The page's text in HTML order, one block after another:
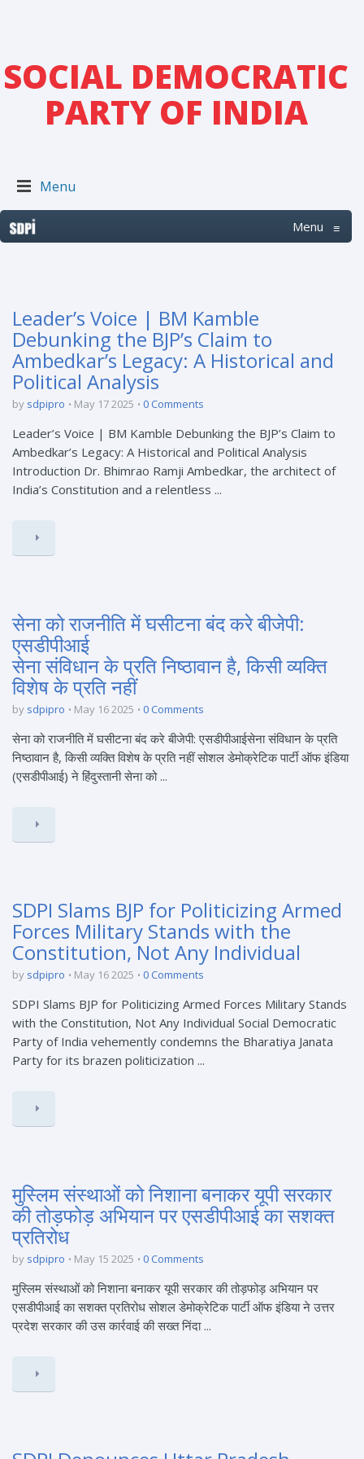
SOCIAL DEMOCRATIC
PARTY OF INDIA
Menu
Menu ≡
Leader’s Voice | BM Kamble
Debunking the BJP’s Claim to
Ambedkar’s Legacy: A Historical and
Political Analysis
by sdpipro May 17 2025 0 Comments
Leader’s Voice | BM Kamble Debunking the BJP’s Claim to
Ambedkar’s Legacy: A Historical and Political Analysis
Introduction Dr. Bhimrao Ramji Ambedkar, the architect of
India’s Constitution and a relentless ...
सेना को राजनीति में घसीटना बंद करे बीजेपी:
एसडीपीआई
सेना संविधान के प्रति निष्ठावान है, किसी व्यक्ति
विशेष के प्रति नहीं
by sdpipro May 16 2025 0 Comments
सेना को राजनीति में घसीटना बंद करे बीजेपी: एसडीपीआईसेना संविधान के प्रति
निष्ठावान है, किसी व्यक्ति विशेष के प्रति नहीं सोशल डेमोक्रेटिक पार्टी ऑफ इंडिया
(एसडीपीआई) ने हिंदुस्तानी सेना को ...
SDPI Slams BJP for Politicizing Armed
Forces Military Stands with the
Constitution, Not Any Individual
by sdpipro May 16 2025 0 Comments
SDPI Slams BJP for Politicizing Armed Forces Military Stands
with the Constitution, Not Any Individual Social Democratic
Party of India vehemently condemns the Bharatiya Janata
Party for its brazen politicization ...
मुस्लिम संस्थाओं को निशाना बनाकर यूपी सरकार
की तोड़फोड़ अभियान पर एसडीपीआई का सशक्त
प्रतिरोध
by sdpipro May 15 2025 0 Comments
मुस्लिम संस्थाओं को निशाना बनाकर यूपी सरकार की तोड़फोड़ अभियान पर
एसडीपीआई का सशक्त प्रतिरोध सोशल डेमोक्रेटिक पार्टी ऑफ इंडिया ने उत्तर
प्रदेश सरकार की उस कार्रवाई की सख्त निंदा ...